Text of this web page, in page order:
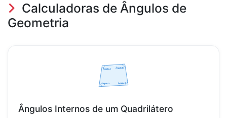
Calculadoras de Ângulos de
Geometria
Ângulos Internos de um Quadrilátero